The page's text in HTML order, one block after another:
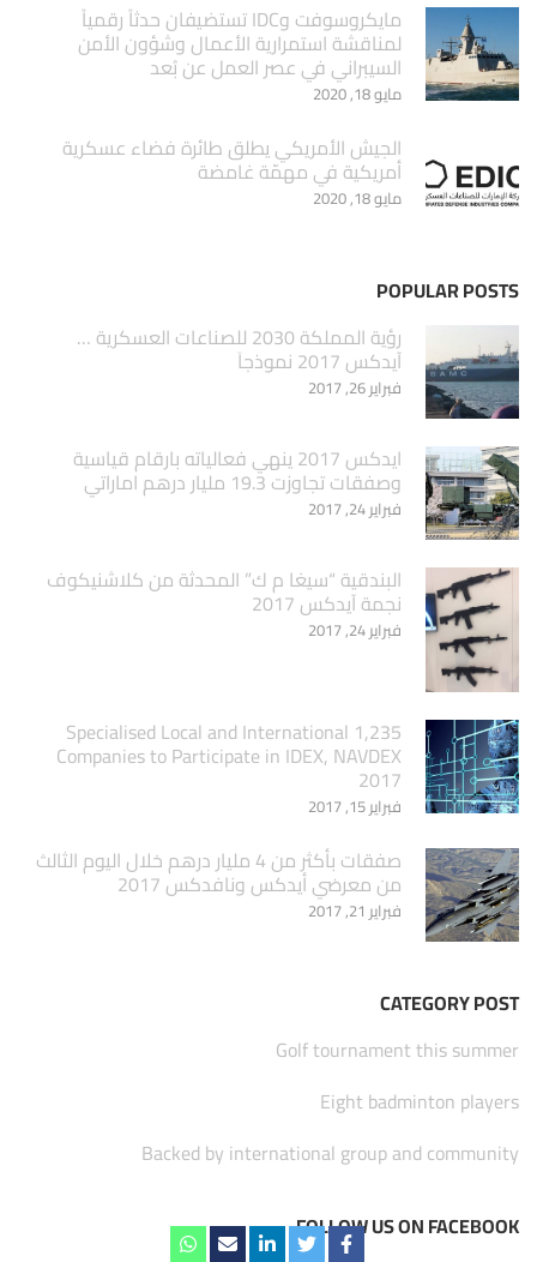
مايكروسوفت وIDC تستضيفان حدثاً رقمياً
لمناقشة استمرارية الأعمال وشؤون الأمن
السيبراني في عصر العمل عن بُعد
مايو 18, 2020
الجيش الأمريكي يطلق طائرة فضاء عسكرية
أمريكية في مهمّة غامضة
مايو 18, 2020
POPULAR POSTS
‏رؤية المملكة 2030 للصناعات العسكرية …
آيدكس 2017 نموذجاَ
فبراير 26, 2017
ايدكس 2017 ينهي فعالياته بارقام قياسية
وصفقات تجاوزت 19.3 مليار درهم اماراتي
فبراير 24, 2017
البندقية “سيغا م ك” المحدثة من كلاشنيكوف
نجمة آيدكس 2017
فبراير 24, 2017
1,235 Specialised Local and International
Companies to Participate in IDEX, NAVDEX
2017
فبراير 15, 2017
صفقات بأكثر من 4 مليار درهم خلال اليوم الثالث
من معرضي أيدكس ونافدكس 2017
فبراير 21, 2017
CATEGORY POST
Golf tournament this summer
Eight badminton players
Backed by international group and community
FOLLOW US ON FACEBOOK